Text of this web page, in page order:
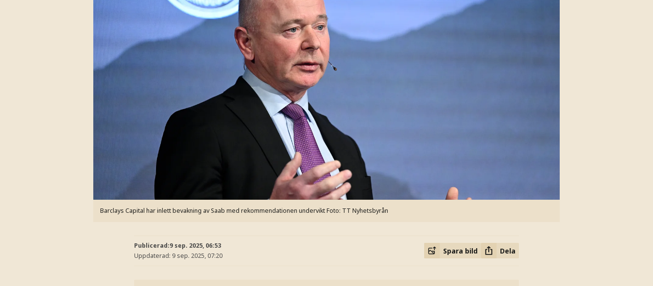
Barclays Capital har inlett bevakning av Saab med rekommendationen underviktFoto: TT Nyhetsbyrån
Publicerad:9 sep. 2025, 06:53
Uppdaterad: 9 sep. 2025, 07:20
Spara bild Dela